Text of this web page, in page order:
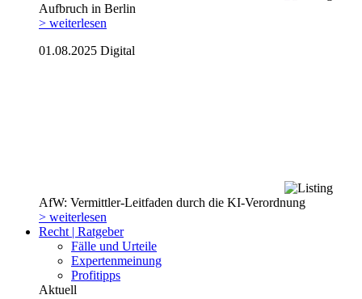
Aufbruch in Berlin
> weiterlesen
01.08.2025 Digital
AfW: Vermittler-Leitfaden durch die KI-Verordnung
> weiterlesen
Recht | Ratgeber
Fälle und Urteile
Expertenmeinung
Profitipps
Aktuell